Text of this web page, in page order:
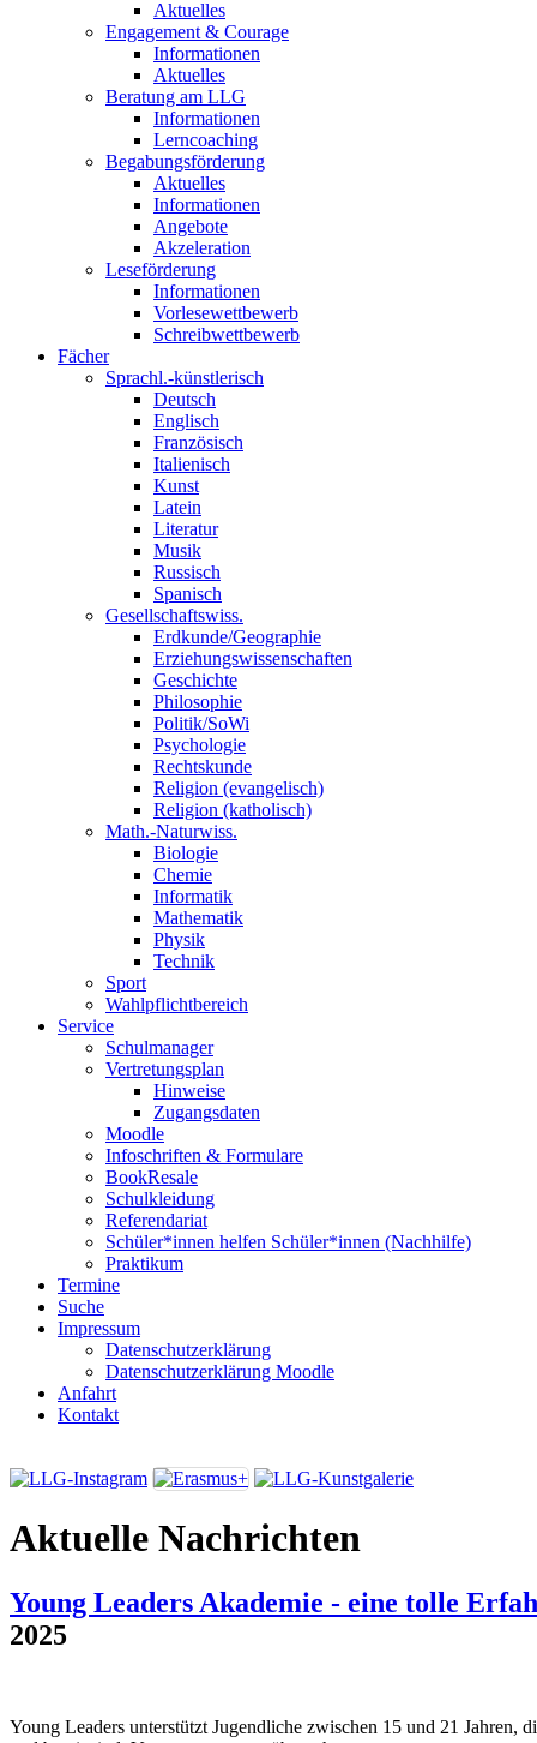
Aktuelles
Engagement & Courage
Informationen
Aktuelles
Beratung am LLG
Informationen
Lerncoaching
Begabungsförderung
Aktuelles
Informationen
Angebote
Akzeleration
Leseförderung
Informationen
Vorlesewettbewerb
Schreibwettbewerb
Fächer
Sprachl.-künstlerisch
Deutsch
Englisch
Französisch
Italienisch
Kunst
Latein
Literatur
Musik
Russisch
Spanisch
Gesellschaftswiss.
Erdkunde/Geographie
Erziehungswissenschaften
Geschichte
Philosophie
Politik/SoWi
Psychologie
Rechtskunde
Religion (evangelisch)
Religion (katholisch)
Math.-Naturwiss.
Biologie
Chemie
Informatik
Mathematik
Physik
Technik
Sport
Wahlpflichtbereich
Service
Schulmanager
Vertretungsplan
Hinweise
Zugangsdaten
Moodle
Infoschriften & Formulare
BookResale
Schulkleidung
Referendariat
Schüler*innen helfen Schüler*innen (Nachhilfe)
Praktikum
Termine
Suche
Impressum
Datenschutzerklärung
Datenschutzerklärung Moodle
Anfahrt
Kontakt
Aktuelle Nachrichten
Young Leaders Akademie - eine tolle
2025
Young Leaders unterstützt Jugendliche zwischen 15 und 21 Jahren,